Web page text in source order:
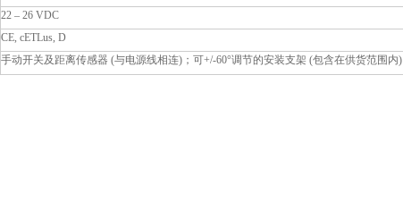
22 – 26 VDC
CE, cETLus, D
手动开关及距离传感器 (与电源线相连)；可+/-60°调节的安装支架 (包含在供货范围内)